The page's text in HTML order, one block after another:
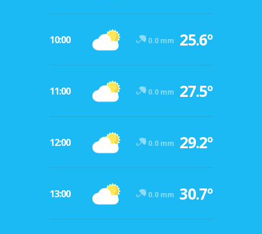
10:00 0.0 mm 25.6º
11:00 0.0 mm 27.5º
12:00 0.0 mm 29.2º
13:00 0.0 mm 30.7º